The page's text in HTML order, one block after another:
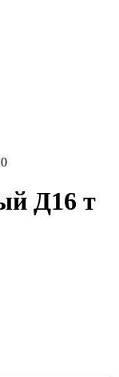
Д16 т